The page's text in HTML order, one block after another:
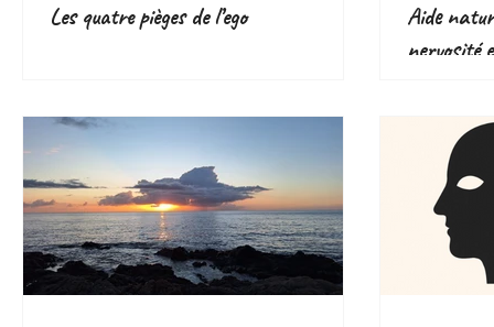
Les quatre pièges de l’ego
Aide
nervosité